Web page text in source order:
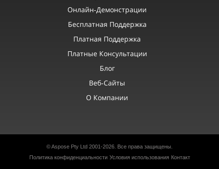
Онлайн‑демонстрации
Бесплатная Поддержка
Платная Поддержка
Платные Консультации
Блог
Веб‑сайты
О Компании
© Aspose Pty Ltd 2001-2026. Все права защищены.
Политика конфиденциальности Условия использования Контакт